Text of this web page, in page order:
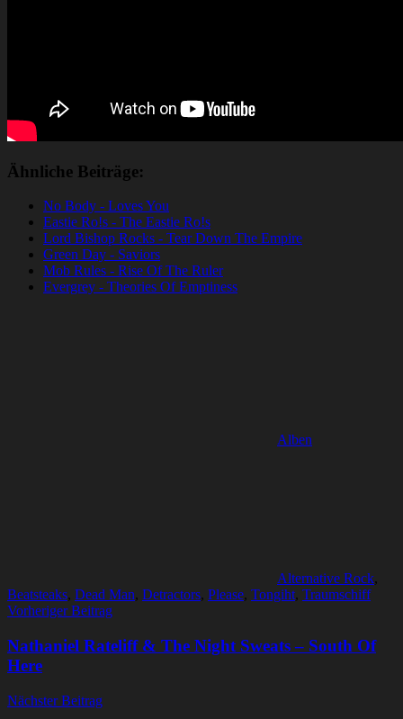
Ähnliche Beiträge:
No Body - Loves You
Eastie Ro!s - The Eastie Ro!s
Lord Bishop Rocks - Tear Down The Empire
Green Day - Saviors
Mob Rules - Rise Of The Ruler
Evergrey - Theories Of Emptiness
Alben
Alternative Rock,
Beatsteaks, Dead Man, Detractors, Please, Tongiht, Traumschiff
Beitragsnavigation
Vorheriger Beitrag
Nathaniel Rateliff & The Night Sweats – South Of
Here
Nächster Beitrag